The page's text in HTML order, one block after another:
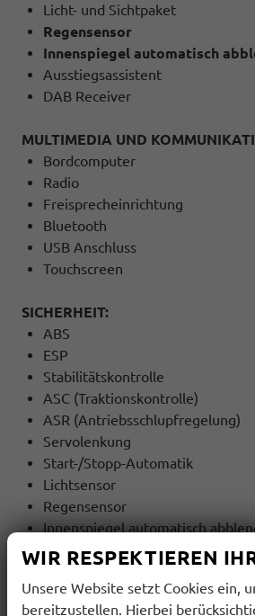
Licht- und Sichtpaket
Regensensor
Innenspiegel automatisch
Ausstiegsassistent
DAB Receiver
MULTIMEDIA UND
Bordcomputer
Radio
Freisprecheinrichtung
Bluetooth
USB Anschluss
Touchscreen
SICHERHEIT:
ABS
ESP
Stabilitätskontrolle
ASC (Traktionskontrolle)
ASR (Antriebsschlupfregelung)
Servolenkung
Start-/Stopp-Automatik
Lichtsensor
Regensensor
Innenspiegel automatisch
Berganfahrassistent
Notbremsassistent (F.A.)
WIR RESPEKTIEREN
Unsere Website setzt Cookies ein,
bereitzustellen. Hierbei